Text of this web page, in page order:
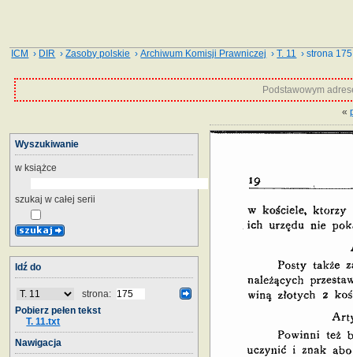
ICM › DIR ›Zasoby polskie ›Archiwum Komisji Prawniczej ›T. 11 › strona 175
Podstawowym
«
Wyszukiwanie
w książce
szukaj w całej serii
Idź do
strona:
Pobierz pełen tekst
T. 11.txt
Nawigacja